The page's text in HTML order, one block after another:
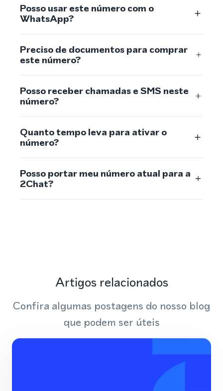
Posso usar este número com o
WhatsApp?
Preciso de documentos para comprar
este número?
Posso receber chamadas e SMS neste
número?
Quanto tempo leva para ativar o
número?
Posso portar meu número atual para a
2Chat?
Artigos relacionados
Confira algumas postagens do nosso blog
que podem ser úteis